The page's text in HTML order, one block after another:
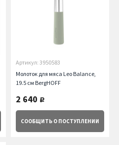
Артикул: 3950583
Молоток для мяса Leo Balance,
19.5 см BergHOFF
2 640 руб.
СООБЩИТЬ О ПОСТУПЛЕНИИ